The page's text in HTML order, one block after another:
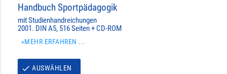
Handbuch Sportpädagogik
mit Studienhandreichungen
2001. DIN A5, 516 Seiten + CD-ROM
»MEHR ERFAHREN ...
done AUSWÄHLEN